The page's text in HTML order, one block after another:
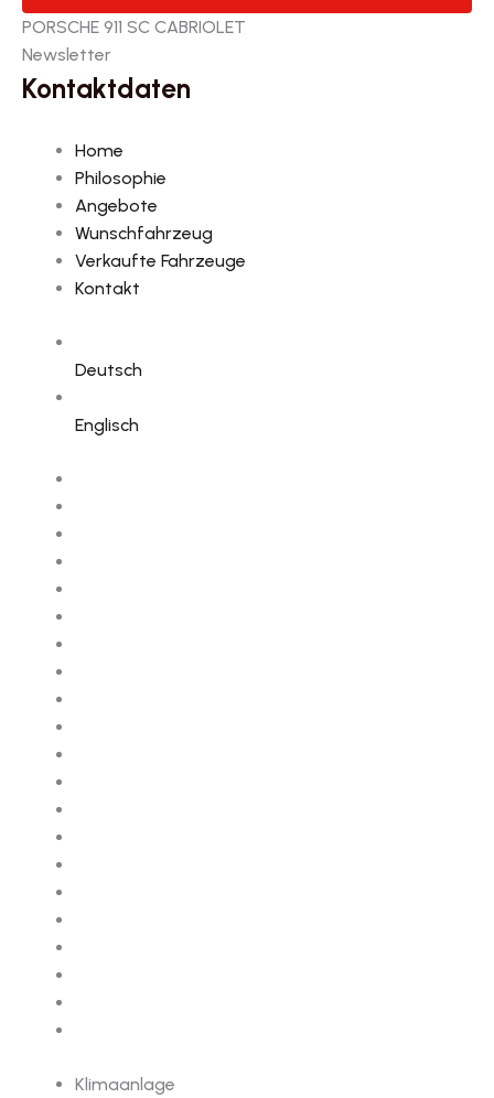
PORSCHE 911 SC CABRIOLET
Newsletter
Kontaktdaten
Home
Philosophie
Angebote
Wunschfahrzeug
Verkaufte Fahrzeuge
Kontakt
Deutsch
Englisch
Klimaanlage